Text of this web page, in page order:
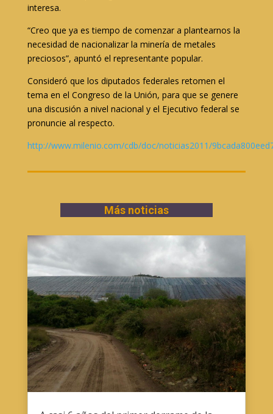
interesa.
“Creo que ya es tiempo de comenzar a plantearnos la
necesidad de nacionalizar la minería de metales
preciosos”, apuntó el representante popular.
Consideró que los diputados federales retomen el
tema en el Congreso de la Unión, para que se genere
una discusión a nivel nacional y el Ejecutivo federal se
pronuncie al respecto.
http://www.milenio.com/cdb/doc/noticias2011/
Más noticias